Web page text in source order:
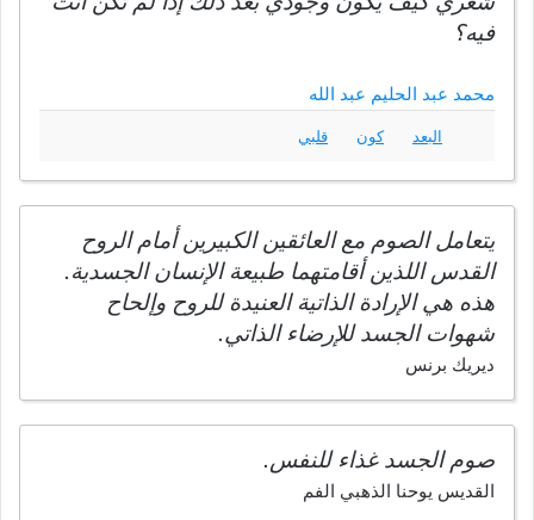
فيه؟
محمد عبد الحليم عبد الله
البعد كون قلبي
يتعامل الصوم مع العائقين الكبيرين أمام الروح
القدس اللذين أقامتهما طبيعة الإنسان الجسدية.
هذه هي الإرادة الذاتية العنيدة للروح وإلحاح
شهوات الجسد للإرضاء الذاتي.
ديريك برنس
صوم الجسد غذاء للنفس.
القديس يوحنا الذهبي الفم